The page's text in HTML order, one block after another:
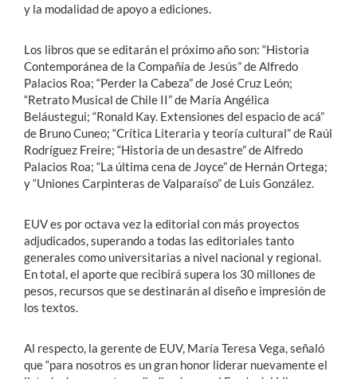
y la modalidad de apoyo a ediciones.
Los libros que se editarán el próximo año son: “Historia
Contemporánea de la Compañía de Jesús” de Alfredo
Palacios Roa; “Perder la Cabeza” de José Cruz León;
“Retrato Musical de Chile II” de María Angélica
Beláustegui; “Ronald Kay. Extensiones del espacio de acá”
de Bruno Cuneo; “Crítica Literaria y teoría cultural” de Raúl
Rodríguez Freire; “Historia de un desastre” de Alfredo
Palacios Roa; “La última cena de Joyce” de Hernán Ortega;
y “Uniones Carpinteras de Valparaíso” de Luis González.
EUV es por octava vez la editorial con más proyectos
adjudicados, superando a todas las editoriales tanto
generales como universitarias a nivel nacional y regional.
En total, el aporte que recibirá supera los 30 millones de
pesos, recursos que se destinarán al diseño e impresión de
los textos.
Al respecto, la gerente de EUV, María Teresa Vega, señaló
que “para nosotros es un gran honor liderar nuevamente el